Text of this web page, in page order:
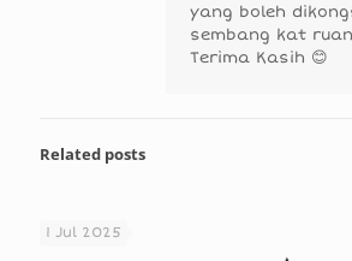
yang boleh
sembang kat
Terima Kasih 😊
Related posts
1 Jul 2025